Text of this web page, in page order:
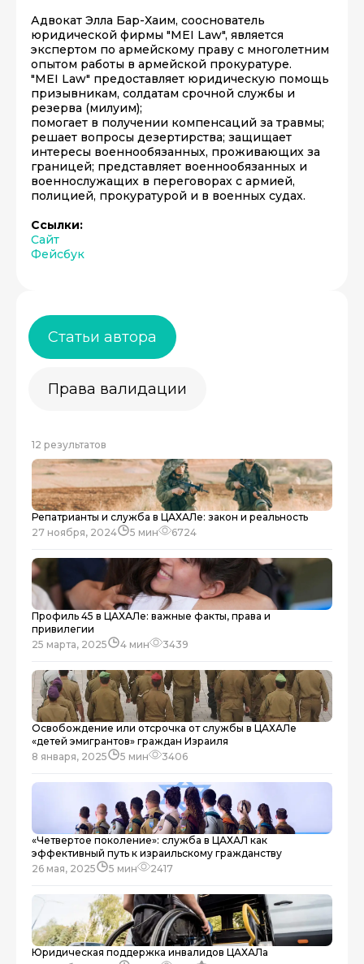
Адвокат Элла Бар-Хаим, сооснователь
юридической фирмы "MEI Law", является
экспертом по армейскому праву с многолетним
опытом работы в армейской прокуратуре.
"MEI Law" предоставляет юридическую помощь
призывникам, солдатам срочной службы и
резерва (милуим);
помогает в получении компенсаций за травмы;
решает вопросы дезертирства; защищает
интересы военнообязанных, проживающих за
границей; представляет военнообязанных и
военнослужащих в переговорах с армией,
полицией, прокуратурой и в военных судах.
Ссылки:
Сайт
Фейсбук
Статьи автора
Права валидации
12 результатов
27 ноября, 2024 5 мин 6724
Репатрианты и служба в ЦАХАЛе: закон и реальность
25 марта, 2025 4 мин 3439
Профиль 45 в ЦАХАЛе: важные факты, права и
привилегии
8 января, 2025 5 мин 3406
Освобождение или отсрочка от службы в ЦАХАЛе
«детей эмигрантов» граждан Израиля
26 мая, 2025 5 мин 2417
«Четвертое поколение»: служба в ЦАХАЛ как
эффективный путь к израильскому гражданству
Юридическая поддержка инвалидов ЦАХАЛа